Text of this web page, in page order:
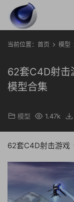
当前位置： 首页 模型
62套C4D射击
模型合集
模型 1.47k
62套C4D射击游戏